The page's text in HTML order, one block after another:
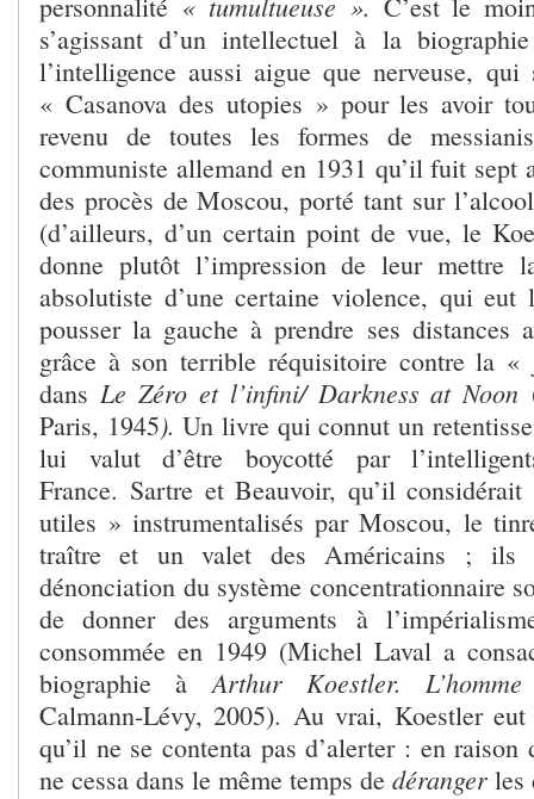
personnalité
C’est le
s’agissant d’un intellectuel à la
l’intelligence aussi aigue que nerveuse,
« Casanova des utopies » pour les avoir
revenu de toutes les formes de
communiste allemand en 1931 qu’il fuit sept
des procès de Moscou, porté tant sur
(d’ailleurs, d’un certain point de vue, le
donne plutôt l’impression de leur mettre
absolutiste d’une certaine violence, qui eut
pousser la gauche à prendre ses distances
grâce à son terrible réquisitoire contre la «
dans Le Zéro et l’infini/ Darkness at Noon
Paris, 1945).Un livre qui connut un
lui valut d’être boycotté par
France. Sartre et Beauvoir, qu’il
utiles » instrumentalisés par Moscou, le
traître et un valet des Américains ; ils
dénonciation du système concentrationnaire
de donner des arguments à
consommée en 1949 (Michel Laval a
biographie àArthur Koestler.
Calmann-Lévy, 2005). Au vrai, Koestler
qu’il ne se contenta pas d’alerter : en
ne cessa dans le même temps de déranger les